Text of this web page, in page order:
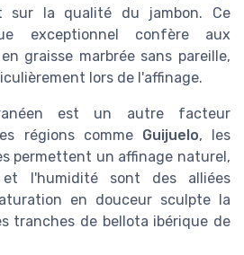
sur la qualité du jambon. Ce
exceptionnel confère aux
graisse marbrée sans pareille,
lors de l'affinage.
est un autre facteur
régions comme Guijuelo, les
permettent un affinage naturel,
l'humidité sont des alliées
en douceur sculpte la
tranches de bellota ibérique de